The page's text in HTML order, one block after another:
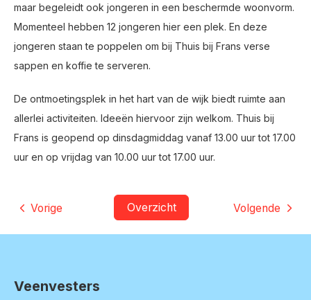
maar begeleidt ook jongeren in een beschermde woonvorm.
Momenteel hebben 12 jongeren hier een plek. En deze
jongeren staan te poppelen om bij Thuis bij Frans verse
sappen en koffie te serveren.
De ontmoetingsplek in het hart van de wijk biedt ruimte aan
allerlei activiteiten. Ideeën hiervoor zijn welkom. Thuis bij
Frans is geopend op dinsdagmiddag vanaf 13.00 uur tot 17.00
uur en op vrijdag van 10.00 uur tot 17.00 uur.
Volgende
Overzicht
Vorige
Contactinformatie
Veenvesters